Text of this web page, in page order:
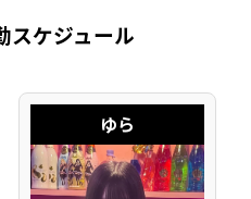
スケジュール
ゆら